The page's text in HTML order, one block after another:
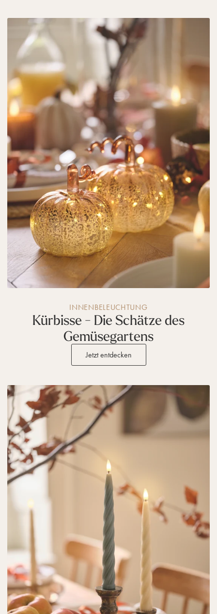
INNENBELEUCHTUNG
Kürbisse - Die Schätze des
Gemüsegartens
Jetzt entdecken